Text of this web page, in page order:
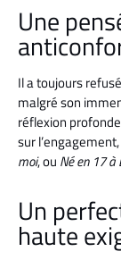
Une
Il a toujours
malgré son
réflexion
sur
moi, ou Né en 17
Un
haute